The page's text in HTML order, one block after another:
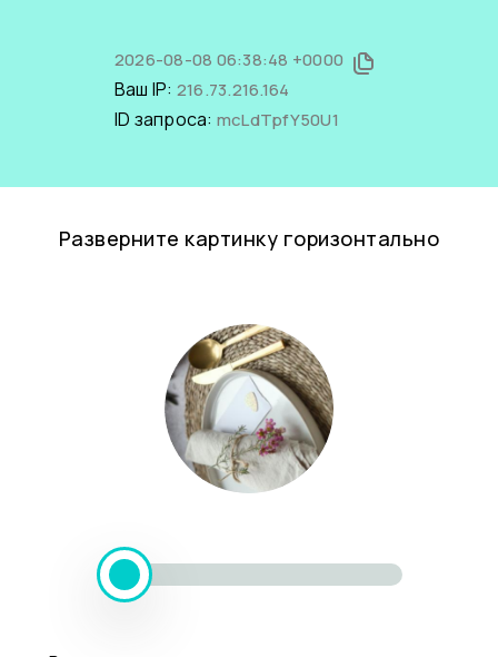
2026-08-08 06:38:48 +0000
Ваш IP: 216.73.216.164
ID запроса: mcLdTpfY50U1
Разверните картинку горизонтально